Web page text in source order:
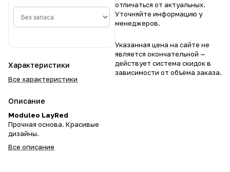
Характеристики
Все характеристики
Описание
Moduleo LayRed
Прочная основа. Красивые
дизайны.
Все описание
отличаться от актуальных.
Уточняйте информацию у
менеджеров.
Указанная цена на сайте не
является окончательной —
действует система скидок в
зависимости от объёма заказа.